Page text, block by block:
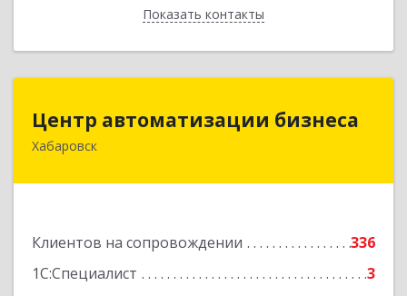
Показать контакты
Назад
Центр автоматизации бизнеса
Хабаровск
Клиентов на сопровождении
336
1С:Специалист
3
Центр автоматизации бизнеса
680030, Хабаровский край, Хабаровск г, Ленина